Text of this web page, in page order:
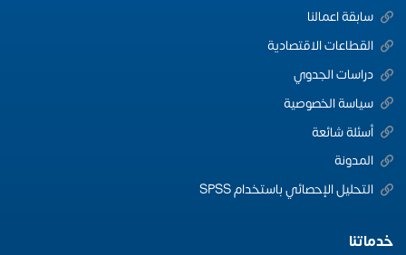
سابقة اعمالنا
القطاعات الاقتصادية
دراسات الجدوي
سياسة الخصوصية
أسئلة شائعة
المدونة
التحليل الإحصائي باستخدام SPSS
خدماتنا